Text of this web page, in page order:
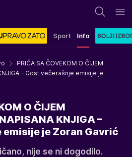
Sport Info
PRIČA SA ČOVEKOM O ČIJEM
– Gost večerašnje emisije je
O ČIJEM
KNJIGA –
je Zoran Gavrić
nije se ni dogodilo.